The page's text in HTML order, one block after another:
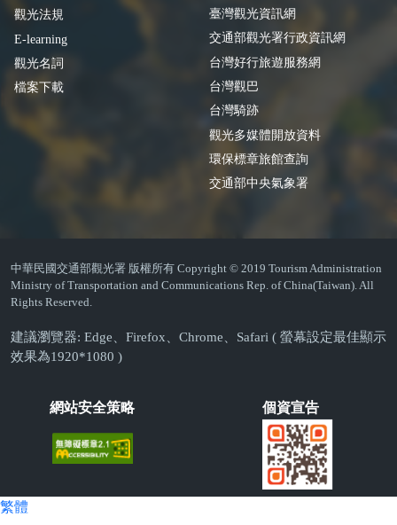
觀光法規
E-learning
觀光名詞
檔案下載
臺灣觀光資訊網
交通部觀光署行政資訊網
台灣好行旅遊服務網
台灣觀巴
台灣騎跡
觀光多媒體開放資料
環保標章旅館查詢
交通部中央氣象署
中華民國交通部觀光署 版權所有 Copyright © 2019 Tourism Administration
Ministry of Transportation and Communications Rep. of China(Taiwan). All
Rights Reserved.
建議瀏覽器: Edge、Firefox、Chrome、Safari ( 螢幕設定最佳顯示
效果為1920*1080 )
網站安全策略 個資宣告
繁體